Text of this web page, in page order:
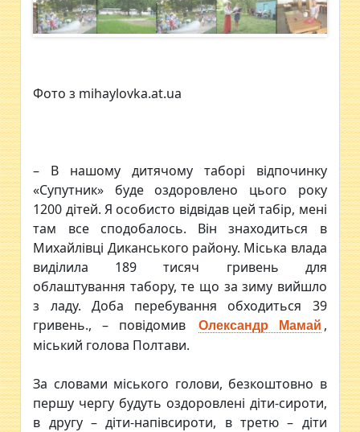
Фото з mihaylovka.at.ua
– В нашому дитячому таборі відпочинку
«Супутник» буде оздоровлено цього року
1200 дітей. Я особисто відвідав цей табір, мені
там все сподобалось. Він знаходиться в
Михайлівці Диканського району. Міська влада
виділила 189 тисяч гривень для
облаштування табору, те що за зиму вийшло
з ладу. Доба перебування обходиться 39
гривень., – повідомив
Олександр Мамай ,
міський голова Полтави.
За словами міського голови, безкоштовно в
першу чергу будуть оздоровлені діти-сироти,
в другу – діти-напівсироти, в третю – діти